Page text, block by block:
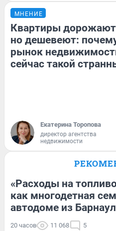
МНЕНИЕ
Квартиры
но дешевеют:
рынок
сейчас такой
Екатерина Торопова
директор агентства
недвижимости
«Расходы на
как многодетная
автодоме из
20 часов 11 068 5